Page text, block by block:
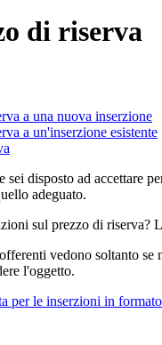
di riserva
a una nuova inserzione
a un'inserzione esistente
disposto ad accettare
adeguato.
sul prezzo di riserva?
vedono soltanto
l'oggetto.
per le inserzioni in